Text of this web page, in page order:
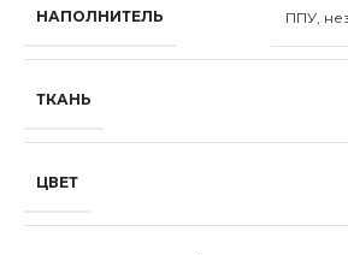
НАПОЛНИТЕЛЬ ППУ,
ТКАНЬ
ЦВЕТ